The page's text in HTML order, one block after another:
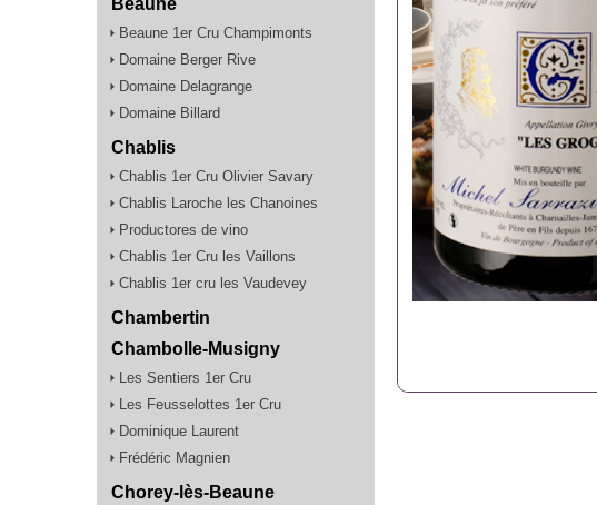
Beaune 1er Cru Champimonts
Domaine Berger Rive
Domaine Delagrange
Domaine Billard
Chablis
Chablis 1er Cru Olivier Savary
Chablis Laroche les Chanoines
Productores de vino
Chablis 1er Cru les Vaillons
Chablis 1er cru les Vaudevey
Chambertin
Chambolle-Musigny
Les Sentiers 1er Cru
Les Feusselottes 1er Cru
Dominique Laurent
Frédéric Magnien
Chorey-lès-Beaune